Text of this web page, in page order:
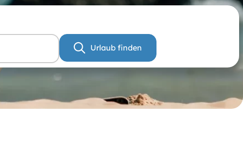
Urlaub finden